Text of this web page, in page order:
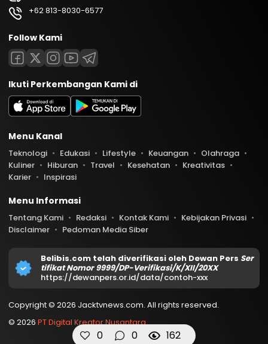
0 0 162
+62 813-8030-6577
Follow Kami
Ikuti Perkembangan Kami di
Menu Kanal
Teknologi Edukasi Lifestyle Keuangan
Olahraga
Kuliner
Hiburan Travel Kesehatan
Kreativitas
Karier
Inspirasi
Menu Informasi
Tentang Kami Redaksi Kontak Kami
Kebijakan Privasi
Disclaimer
Pedoman Media Siber
Belibis.com telah diverifikasi oleh Dewan Pers Ser
tifikat Nomor 9999/DP-Verifikasi/K/XII/20XX
https://dewanpers.or.id/data/contoh-xxx
Copyright © 2026 Jacktvnews.com. All rights reserved.
© 2026 PT Digital Kreator Nusantara